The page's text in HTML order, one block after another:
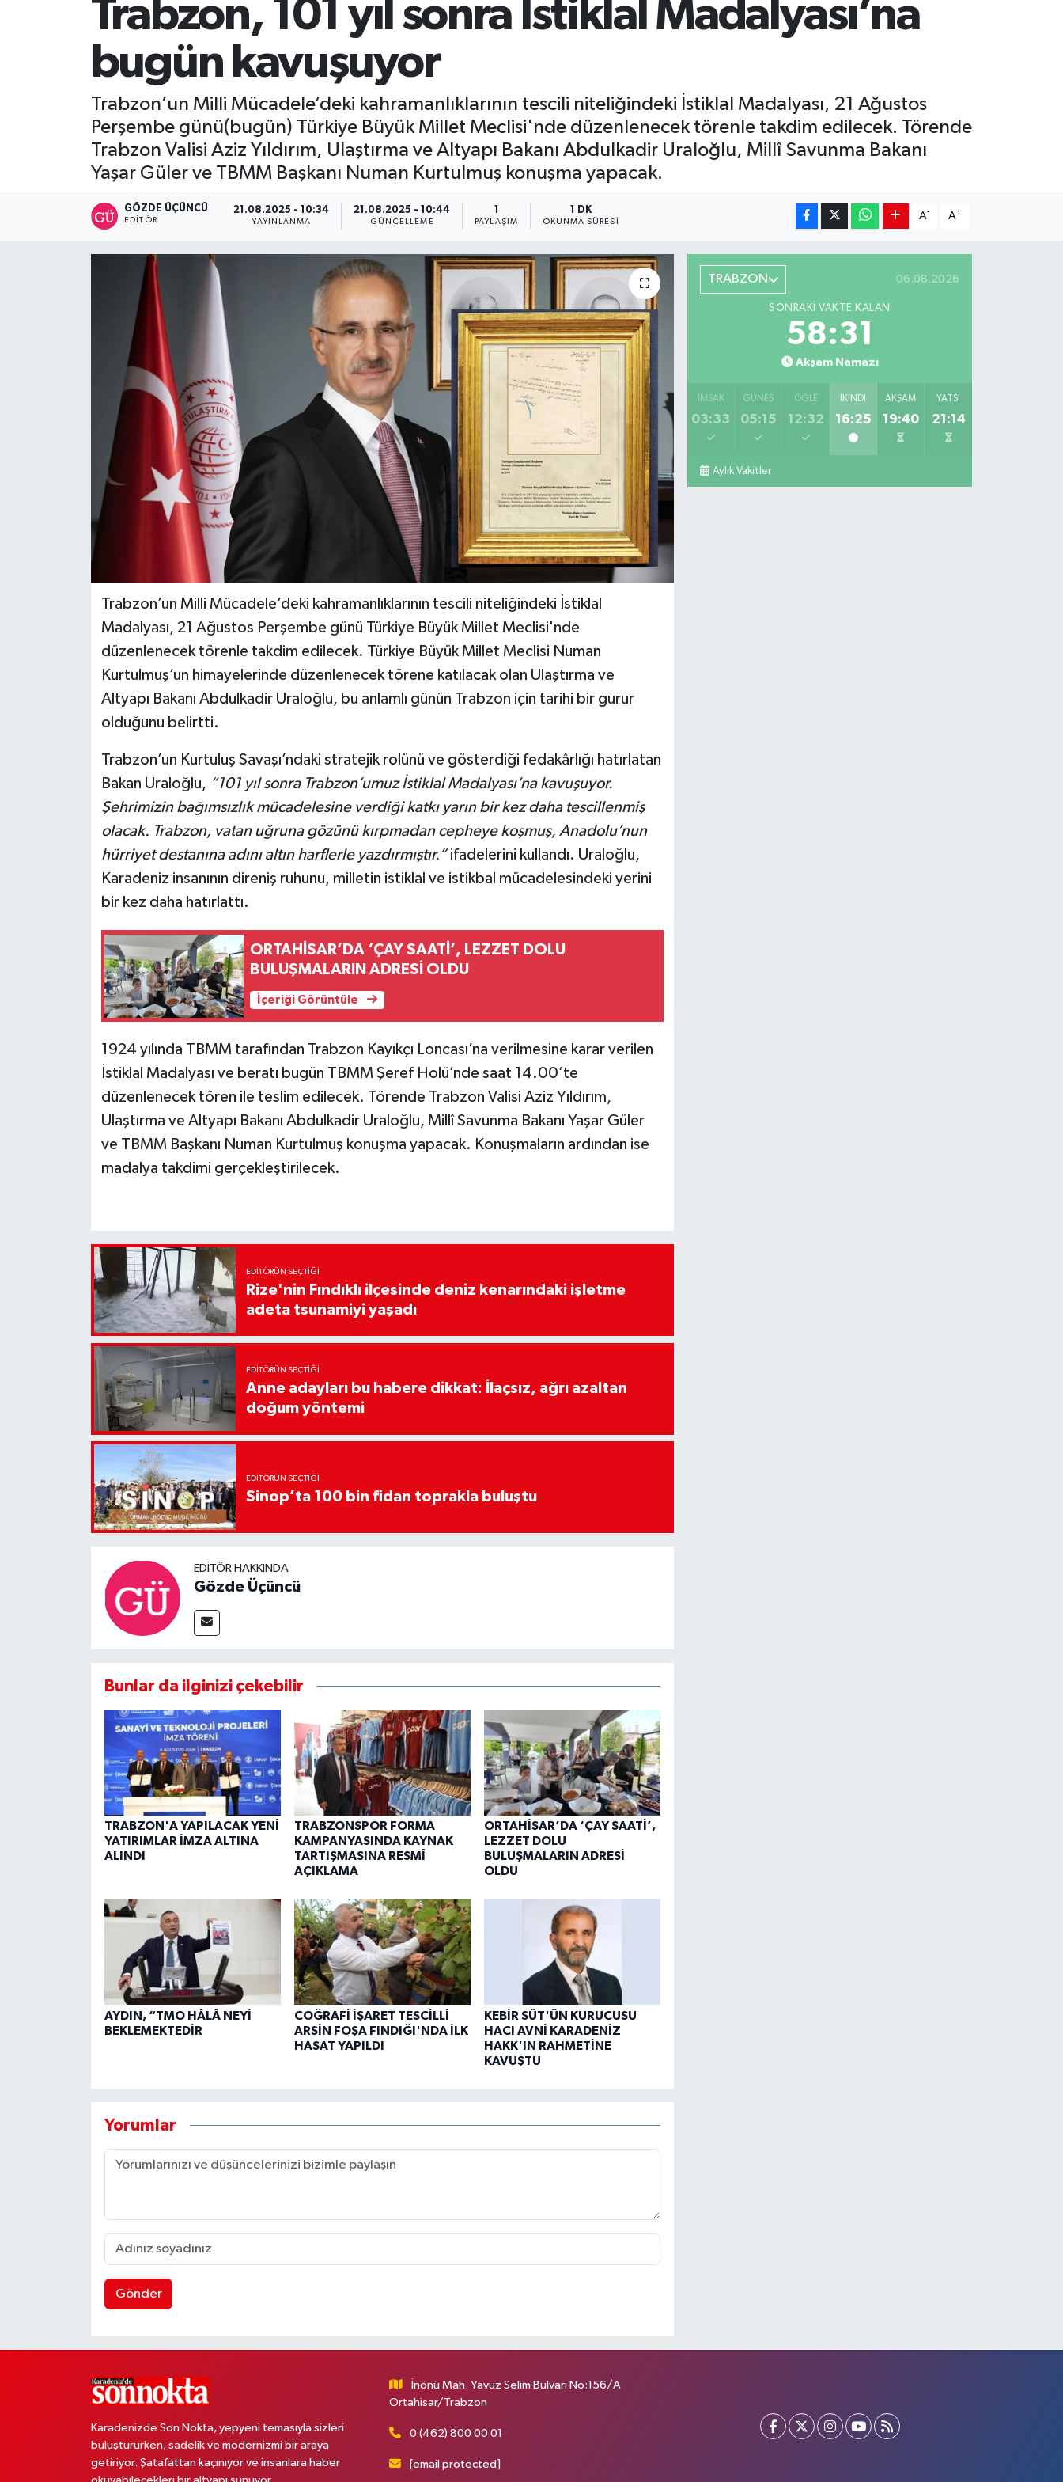
Trabzon, 101 yıl sonra İstiklal Madalyası’na
bugün kavuşuyor
Trabzon’un Milli Mücadele’deki kahramanlıklarının tescili niteliğindeki İstiklal Madalyası, 21 Ağustos
Perşembe günü(bugün) Türkiye Büyük Millet Meclisi'nde düzenlenecek törenle takdim edilecek. Törende
Trabzon Valisi Aziz Yıldırım, Ulaştırma ve Altyapı Bakanı Abdulkadir Uraloğlu, Millî Savunma Bakanı
Yaşar Güler ve TBMM Başkanı Numan Kurtulmuş konuşma yapacak.
GÖZDE ÜÇÜNCÜ
EDITÖR
21.08.2025 - 10:34
YAYINLANMA
21.08.2025 - 10:44
GÜNCELLEME PAYLAŞIM
1 DK
OKUNMA SÜRESI
A- A+
Trabzon’un Milli Mücadele’deki kahramanlıklarının tescili niteliğindeki İstiklal
Madalyası, 21 Ağustos Perşembe günü Türkiye Büyük Millet Meclisi'nde
düzenlenecek törenle takdim edilecek. Türkiye Büyük Millet Meclisi Numan
Kurtulmuş’un himayelerinde düzenlenecek törene katılacak olan Ulaştırma ve
Altyapı Bakanı Abdulkadir Uraloğlu, bu anlamlı günün Trabzon için tarihi bir gurur
olduğunu belirtti.
Trabzon’un Kurtuluş Savaşı’ndaki stratejik rolünü ve gösterdiği fedakârlığı hatırlatan
Bakan Uraloğlu, “101 yıl sonra Trabzon’umuz İstiklal Madalyası’na kavuşuyor.
Şehrimizin bağımsızlık mücadelesine verdiği katkı yarın bir kez daha tescillenmiş
olacak. Trabzon, vatan uğruna gözünü kırpmadan cepheye koşmuş, Anadolu’nun
hürriyet destanına adını altın harflerle yazdırmıştır.” ifadelerini kullandı. Uraloğlu,
Karadeniz insanının direniş ruhunu, milletin istiklal ve istikbal mücadelesindeki yerini
bir kez daha hatırlattı.
ORTAHİSAR’DA ‘ÇAY SAATİ’, LEZZET DOLU
BULUŞMALARIN ADRESİ OLDU
İçeriği Görüntüle
1924 yılında TBMM tarafından Trabzon Kayıkçı Loncası’na verilmesine karar verilen
İstiklal Madalyası ve beratı bugün TBMM Şeref Holü’nde saat 14.00’te
düzenlenecek tören ile teslim edilecek. Törende Trabzon Valisi Aziz Yıldırım,
Ulaştırma ve Altyapı Bakanı Abdulkadir Uraloğlu, Millî Savunma Bakanı Yaşar Güler
ve TBMM Başkanı Numan Kurtulmuş konuşma yapacak. Konuşmaların ardından ise
madalya takdimi gerçekleştirilecek.
EDITÖRÜN SEÇTIĞI
Rize'nin Fındıklı ilçesinde deniz kenarındaki işletme
adeta tsunamiyi yaşadı
EDITÖRÜN SEÇTIĞI
Anne adayları bu habere dikkat: İlaçsız, ağrı azaltan
doğum yöntemi
EDITÖRÜN SEÇTIĞI
Sinop’ta 100 bin fidan toprakla buluştu
EDITÖR HAKKINDA
Gözde Üçüncü
Bunlar da ilginizi çekebilir
TRABZON'A YAPILACAK YENİ
YATIRIMLAR İMZA ALTINA
ALINDI
TRABZONSPOR FORMA
KAMPANYASINDA KAYNAK
TARTIŞMASINA RESMÎ
AÇIKLAMA
ORTAHİSAR’DA ‘ÇAY SAATİ’,
LEZZET DOLU
BULUŞMALARIN ADRESİ
OLDU
AYDIN, “TMO HÂLÂ NEYİ
BEKLEMEKTEDİR
COĞRAFİ İŞARET TESCİLLİ
ARSİN FOŞA FINDIĞI'NDA İLK
HASAT YAPILDI
KEBİR SÜT'ÜN KURUCUSU
HACI AVNİ KARADENİZ
HAKK'IN RAHMETİNE
KAVUŞTU
Yorumlar
Gönder
TRABZON 06.08.2026
SONRAKI VAKTE KALAN
58:30
Akşam Namazı
İMSAK
03:33
GÜNEŞ
05:15
ÖĞLE
12:32
İKINDI
16:25
AKŞAM
19:40
YATSI
21:14
Aylık Vakitler
Karadenizde Son Nokta, yepyeni temasıyla sizleri
buluştururken, sadelik ve modernizmi bir araya
getiriyor. Şatafattan kaçınıyor ve insanlara haber
İnönü Mah. Yavuz Selim Bulvarı No:156/A
Ortahisar/Trabzon
0 (462) 800 00 01
[email protected]
Teknoloji
TRABZON
TRABZONSPOR